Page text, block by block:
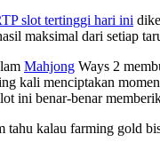
slot tertinggi hari ini
maksimal dari setiap
Mahjong Ways 2
kali menciptakan
ini benar-benar
tahu kalau farming gold